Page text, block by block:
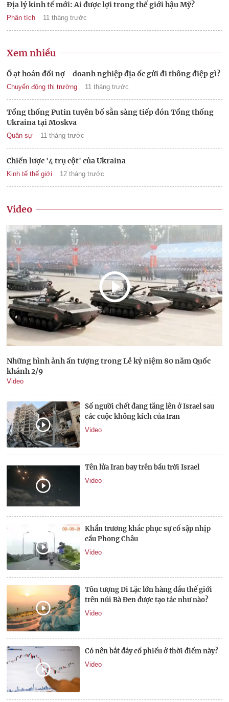
Địa lý kinh tế mới: Ai được lợi trong thế giới hậu Mỹ?
Phân tích 11 tháng trước
Xem nhiều
Ồ ạt hoán đổi nợ - doanh nghiệp địa ốc gửi đi thông điệp gì?
Chuyển động thị trường 11 tháng trước
Tổng thống Putin tuyên bố sẵn sàng tiếp đón Tổng thống
Ukraina tại Moskva
Quân sự 11 tháng trước
Chiến lược '4 trụ cột' của Ukraina
Kinh tế thế giới 12 tháng trước
Video
Những hình ảnh ấn tượng trong Lễ kỷ niệm 80 năm Quốc
khánh 2/9
Video
Số người chết đang tăng lên ở Israel sau
các cuộc không kích của Iran
Video
Tên lửa Iran bay trên bầu trời Israel
Video
Khẩn trương khắc phục sự cố sập nhịp
cầu Phong Châu
Video
Tôn tượng Di Lặc lớn hàng đầu thế giới
trên núi Bà Đen được tạo tác như nào?
Video
Có nên bắt đáy cổ phiếu ở thời điểm này?
Video